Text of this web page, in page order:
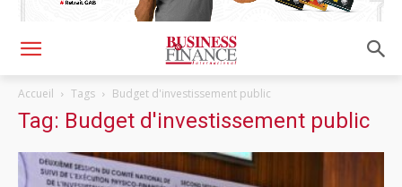
Accueil Tags Budget d'investissement public
Tag: Budget d'investissement public